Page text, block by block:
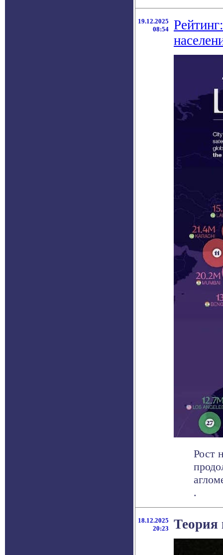
19.12.2025
08:54
Рост
.
18.12.2025
20:23
Теория